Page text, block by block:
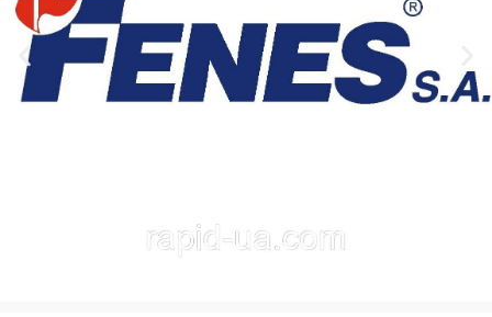
волокон, отличаются
устойчивостью к вибрациям,
высокой
производительностью и
мебельного производства.
вибрациям, высокой
производительностью и
длительным сроком службы,
что делает их оптимальным